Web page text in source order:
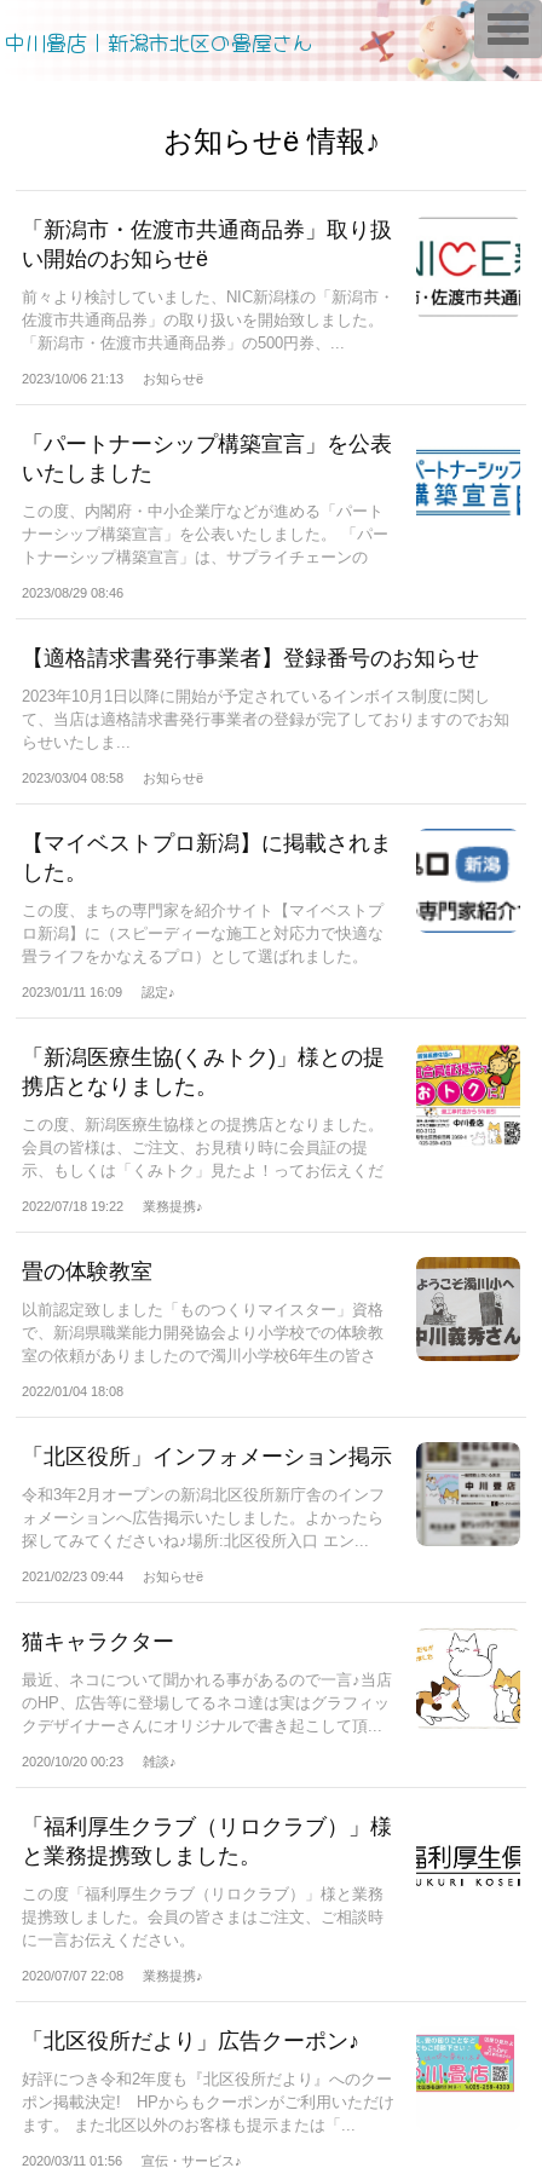
中川畳店｜新潟市北区の畳屋さん
お知らせё 情報♪
「新潟市・佐渡市共通商品券」取り扱
い開始のお知らせё
前々より検討していました、NIC新潟様の「新潟市・
佐渡市共通商品券」の取り扱いを開始致しました。
「新潟市・佐渡市共通商品券」の500円券、...
2023/10/06 21:13 お知らせё
「パートナーシップ構築宣言」を公表
いたしました
この度、内閣府・中小企業庁などが進める「パート
ナーシップ構築宣言」を公表いたしました。 「パー
トナーシップ構築宣言」は、サプライチェーンの
2023/08/29 08:46
【適格請求書発行事業者】登録番号のお知らせ
2023年10月1日以降に開始が予定されているインボイス制度に関し
て、当店は適格請求書発行事業者の登録が完了しておりますのでお知
らせいたしま...
2023/03/04 08:58 お知らせё
【マイベストプロ新潟】に掲載されま
した。
この度、まちの専門家を紹介サイト【マイベストプ
ロ新潟】に（スピーディーな施工と対応力で快適な
畳ライフをかなえるプロ）として選ばれました。
2023/01/11 16:09 認定♪
「新潟医療生協(くみトク)」様との提
携店となりました。
この度、新潟医療生協様との提携店となりました。
会員の皆様は、ご注文、お見積り時に会員証の提
示、もしくは「くみトク」見たよ！ってお伝えくだ
2022/07/18 19:22 業務提携♪
畳の体験教室
以前認定致しました「ものつくりマイスター」資格
で、新潟県職業能力開発協会より小学校での体験教
室の依頼がありましたので濁川小学校6年生の皆さ
2022/01/04 18:08
「北区役所」インフォメーション掲示
令和3年2月オープンの新潟北区役所新庁舎のインフ
ォメーションへ広告掲示いたしました。よかったら
探してみてくださいね♪場所:北区役所入口 エン...
2021/02/23 09:44 お知らせё
猫キャラクター
最近、ネコについて聞かれる事があるので一言♪当店
のHP、広告等に登場してるネコ達は実はグラフィッ
クデザイナーさんにオリジナルで書き起こして頂...
2020/10/20 00:23 雑談♪
「福利厚生クラブ（リロクラブ）」様
と業務提携致しました。
この度「福利厚生クラブ（リロクラブ）」様と業務
提携致しました。会員の皆さまはご注文、ご相談時
に一言お伝えください。
2020/07/07 22:08 業務提携♪
「北区役所だより」広告クーポン♪
好評につき令和2年度も『北区役所だより』へのクー
ポン掲載決定! HPからもクーポンがご利用いただけ
ます。 また北区以外のお客様も提示または「...
2020/03/11 01:56 宣伝・サービス♪
T
o
g
g
a
t
o
n